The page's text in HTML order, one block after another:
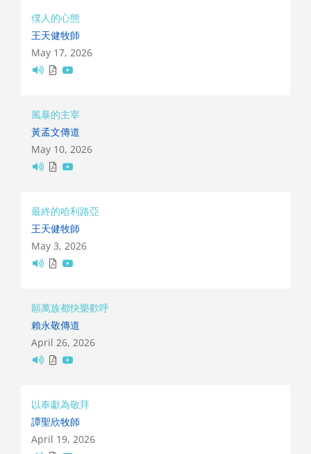
僕人的心態
王天健牧師
May 17, 2026
風暴的主宰
黃孟文傳道
May 10, 2026
最終的哈利路亞
王天健牧師
May 3, 2026
願萬族都快樂歡呼
賴永敬傳道
April 26, 2026
以奉獻為敬拜
譚聖欣牧師
April 19, 2026